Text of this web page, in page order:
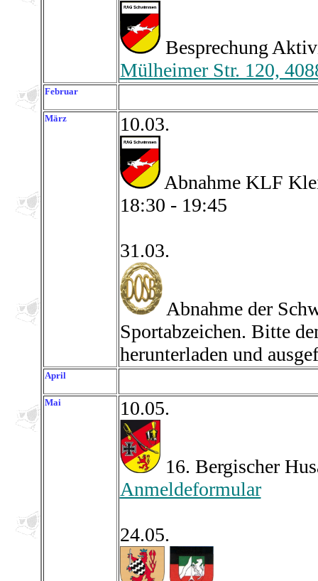
Besprechung
Mülheimer Str. 120,
Februar
März 10.03.
Abnahme KLF
18:30 - 19:45
31.03.
Abnahme der
Sportabzeichen. Bitte
herunterladen und
April
Mai 10.05.
16. Bergischer
Anmeldeformular
24.05.